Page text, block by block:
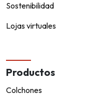
Sostenibilidad
Lojas virtuales
Productos
Colchones